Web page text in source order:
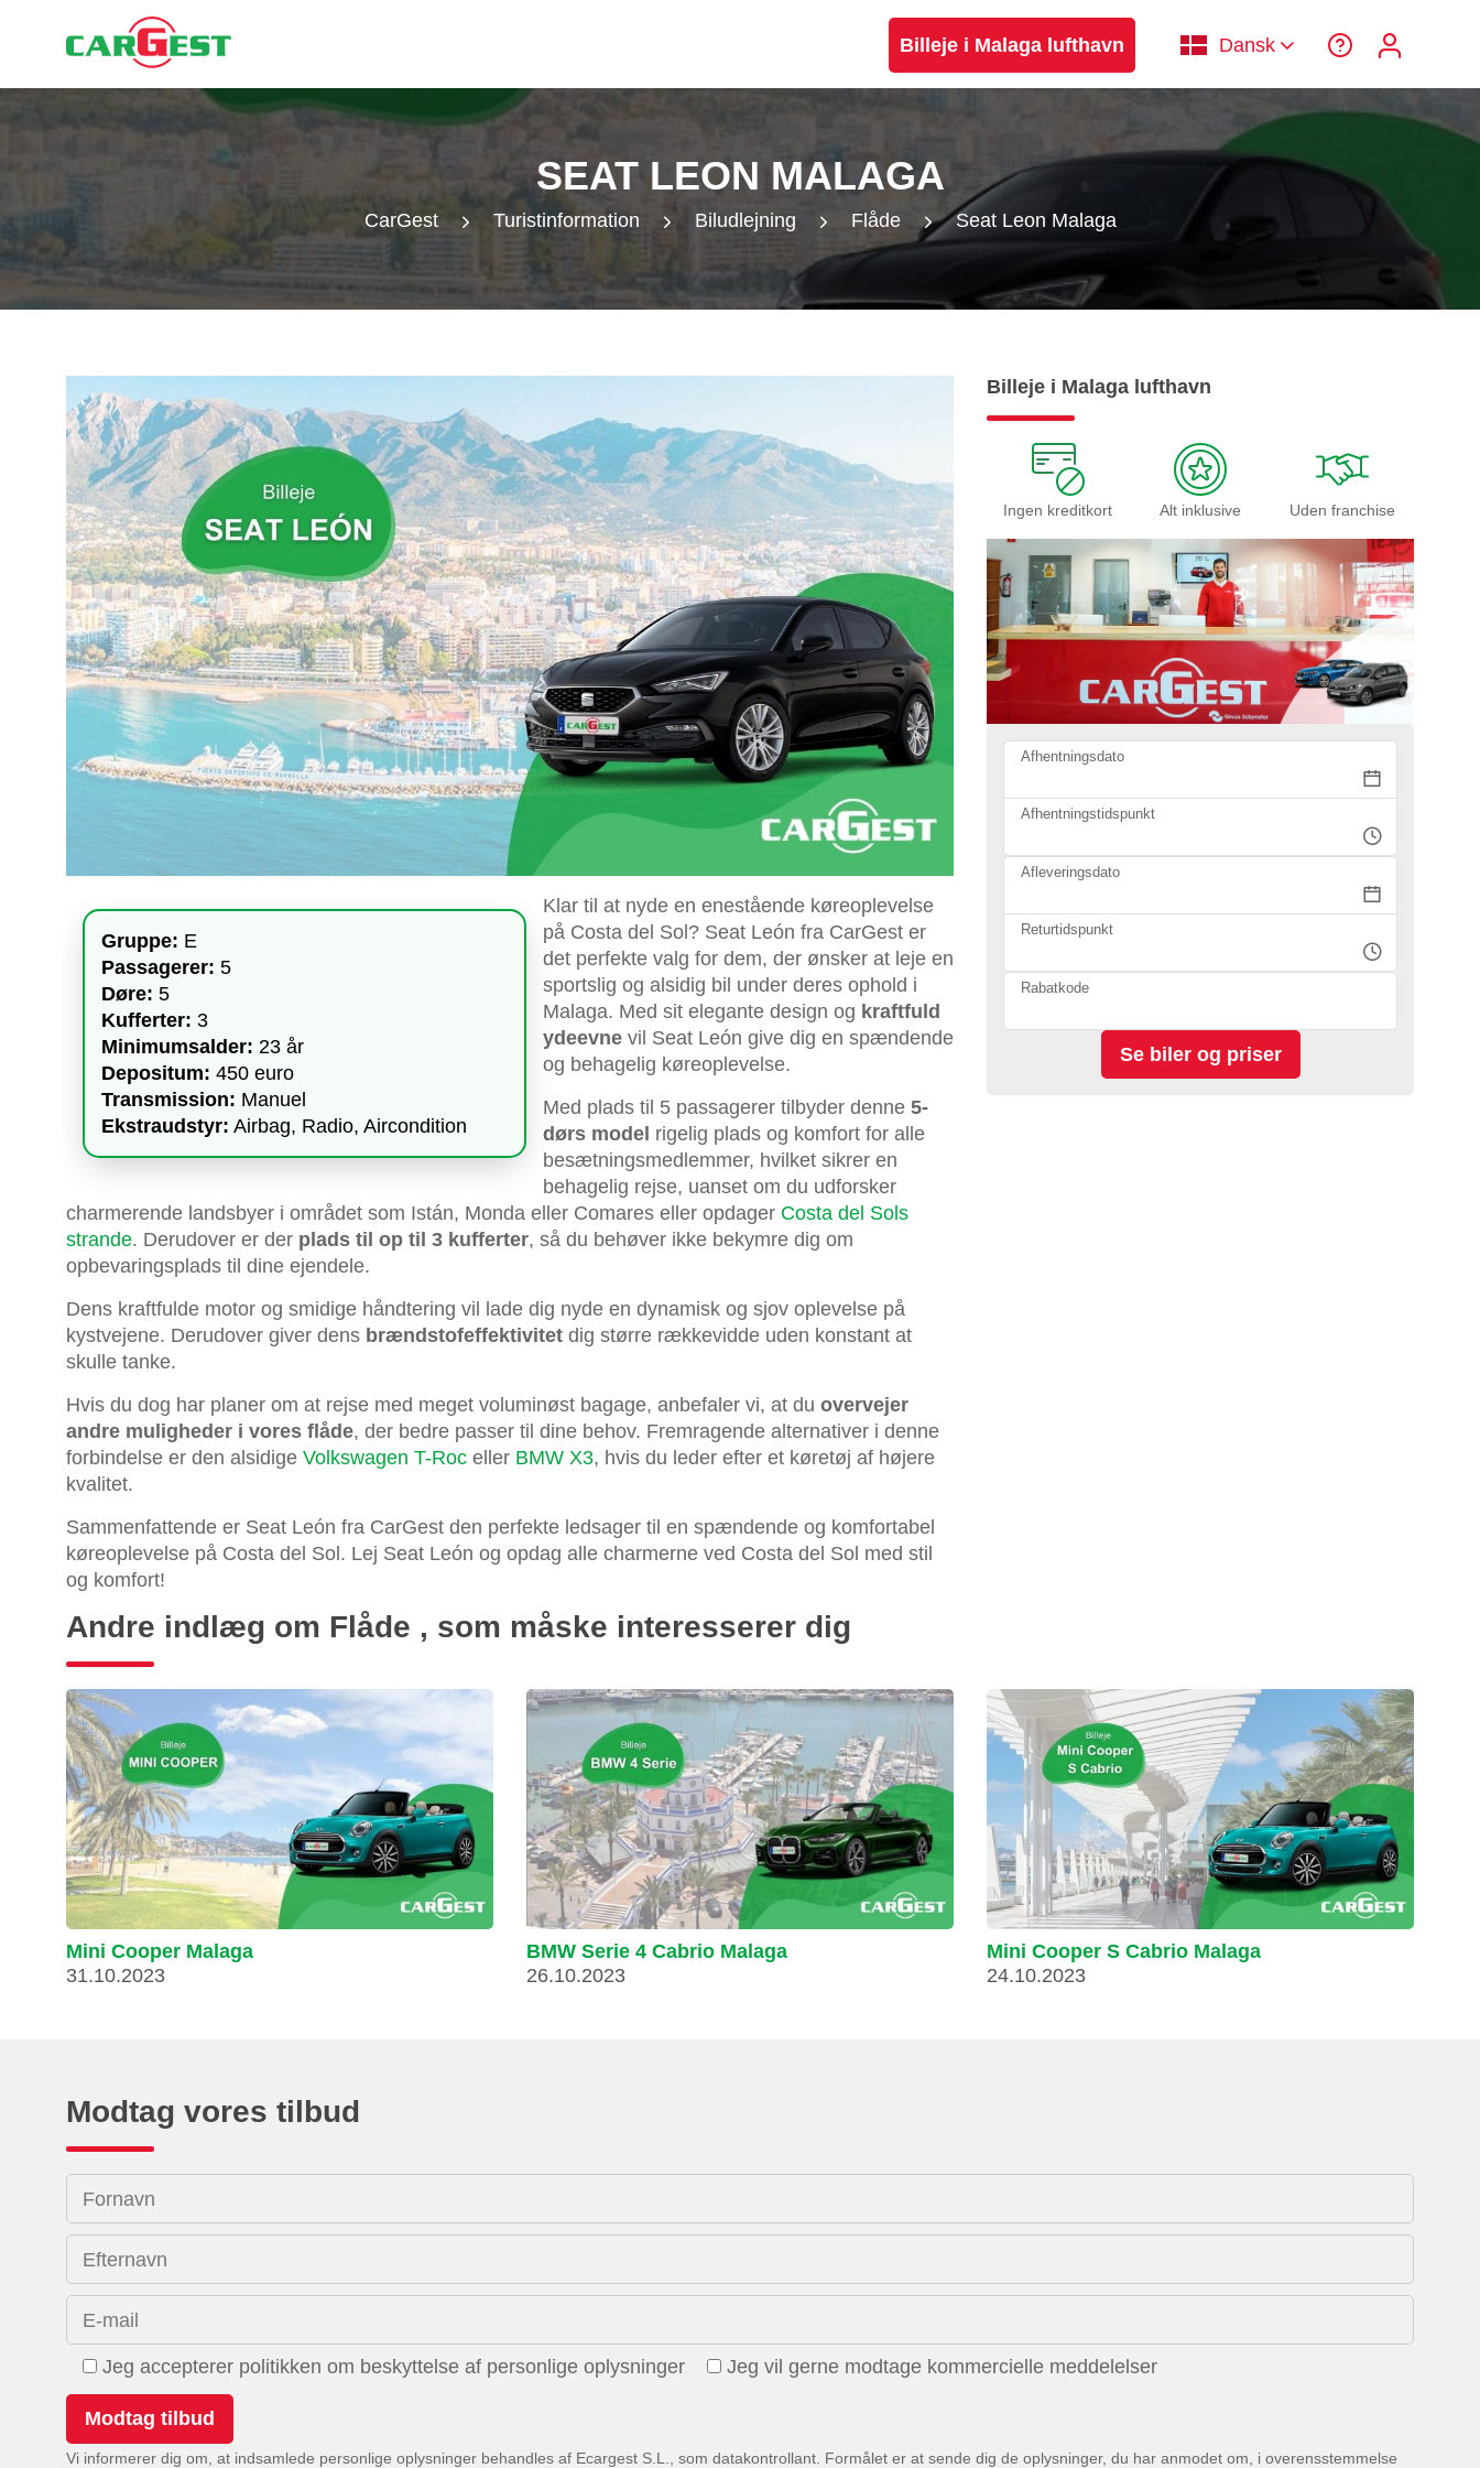
Billeje i Malaga lufthavn Dansk
SEAT LEON MALAGA
CarGest Turistinformation Biludlejning Flåde Seat Leon Malaga
Gruppe: E
Passagerer: 5
Døre: 5
Kufferter: 3
Minimumsalder: 23 år
Depositum: 450 euro
Transmission: Manuel
Ekstraudstyr: Airbag, Radio, Aircondition
Klar til at nyde en enestående køreoplevelse
på Costa del Sol? Seat León fra CarGest er
det perfekte valg for dem, der ønsker at leje en
sportslig og alsidig bil under deres ophold i
Malaga. Med sit elegante design og kraftfuld
ydeevne vil Seat León give dig en spændende
og behagelig køreoplevelse.
Med plads til 5 passagerer tilbyder denne 5-
dørs model rigelig plads og komfort for alle
besætningsmedlemmer, hvilket sikrer en
behagelig rejse, uanset om du udforsker
charmerende landsbyer i området som Istán, Monda eller Comares eller opdager Costa del Sols
strande. Derudover er der plads til op til 3 kufferter, så du behøver ikke bekymre dig om
opbevaringsplads til dine ejendele.
Dens kraftfulde motor og smidige håndtering vil lade dig nyde en dynamisk og sjov oplevelse på
kystvejene. Derudover giver dens brændstofeffektivitet dig større rækkevidde uden konstant at
skulle tanke.
Hvis du dog har planer om at rejse med meget voluminøst bagage, anbefaler vi, at du overvejer
andre muligheder i vores flåde, der bedre passer til dine behov. Fremragende alternativer i denne
forbindelse er den alsidige Volkswagen T-Roc eller BMW X3, hvis du leder efter et køretøj af højere
kvalitet.
Sammenfattende er Seat León fra CarGest den perfekte ledsager til en spændende og komfortabel
køreoplevelse på Costa del Sol. Lej Seat León og opdag alle charmerne ved Costa del Sol med stil
og komfort!
Billeje i Malaga lufthavn
Ingen kreditkort Alt inklusive Uden franchise
Afhentningsdato
Afhentningstidspunkt
Afleveringsdato
Returtidspunkt
Rabatkode
Andre indlæg om Flåde , som måske interesserer dig
Mini Cooper Malaga
31.10.2023
BMW Serie 4 Cabrio Malaga
26.10.2023
Mini Cooper S Cabrio Malaga
24.10.2023
Modtag vores tilbud
Fornavn
Efternavn
E-mail
Jeg accepterer politikken om beskyttelse af personlige oplysninger Jeg vil gerne modtage kommercielle meddelelser
Vi informerer dig om, at indsamlede personlige oplysninger behandles af Ecargest S.L., som datakontrollant. Formålet er at sende dig de oplysninger, du har anmodet om, i overensstemmelse